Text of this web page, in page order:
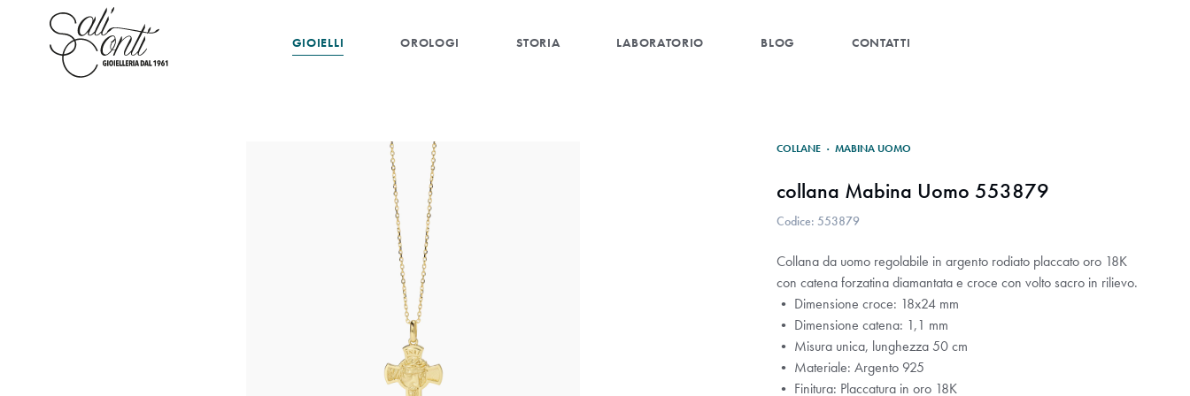
GIOIELLI OROLOGI STORIA LABORATORIO BLOG CONTATTI
COLLANE · MABINA UOMO
collana Mabina Uomo 553879
Codice: 553879
Collana da uomo regolabile in argento rodiato placcato oro 18K
con catena forzatina diamantata e croce con volto sacro in rilievo.
• Dimensione croce: 18x24 mm
• Dimensione catena: 1,1 mm
• Misura unica, lunghezza 50 cm
• Materiale: Argento 925
• Finitura: Placcatura in oro 18K